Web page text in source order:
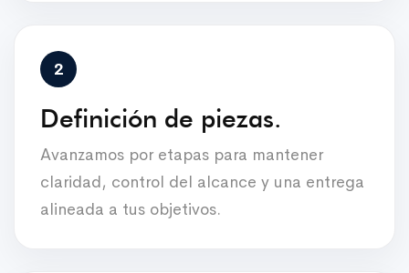
Definición de piezas.
Avanzamos por etapas para mantener
claridad, control del alcance y una entrega
alineada a tus objetivos.